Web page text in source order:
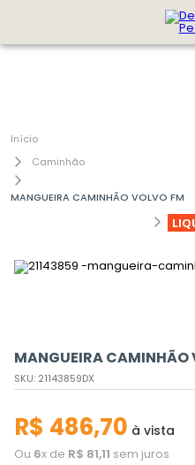
Caminhão
MANGUEIRA CAMINHÃO VOLVO FM
MANGUEIRA CAMINHÃO
SKU: 21143859DX
R$ 486,70 à vista
Ou 6x de R$ 81,11 sem juros